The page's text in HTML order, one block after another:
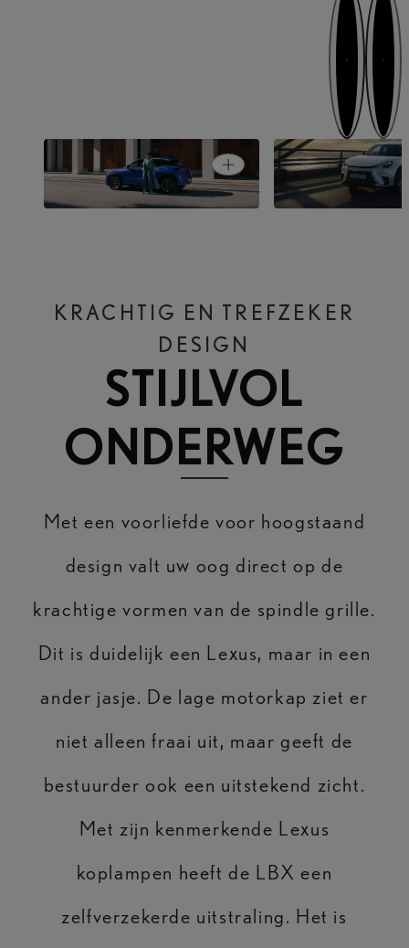
Vorige stap
LBX ELEGANT Open cardLBX RELAX
KRACHTIG EN TREFZEKER
DESIGN
STIJLVOL
ONDERWEG
Met een voorliefde voor hoogstaand
design valt uw oog direct op de
krachtige vormen van de spindle grille.
Dit is duidelijk een Lexus, maar in een
ander jasje. De lage motorkap ziet er
niet alleen fraai uit, maar geeft de
bestuurder ook een uitstekend zicht.
Met zijn kenmerkende Lexus
koplampen heeft de LBX een
zelfverzekerde uitstraling. Het is